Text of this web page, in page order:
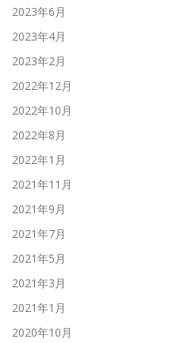
2023年6月
2023年4月
2023年2月
2022年12月
2022年10月
2022年8月
2022年1月
2021年11月
2021年9月
2021年7月
2021年5月
2021年3月
2021年1月
2020年10月